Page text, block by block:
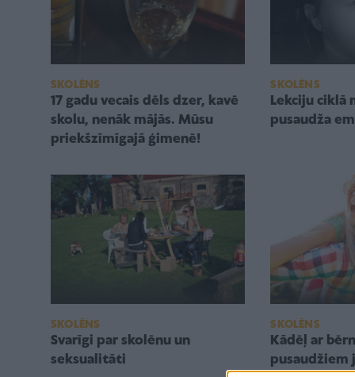
SKOLĒNS
17 gadu vecais dēls dzer, kavē
skolu, nenāk mājās. Mūsu
priekšzīmīgajā ģimenē!
SKOLĒNS
Lekciju ciklā
pusaudža
SKOLĒNS
Svarīgi par skolēnu un
seksualitāti
SKOLĒNS
Kādēļ ar
pusaudžiem